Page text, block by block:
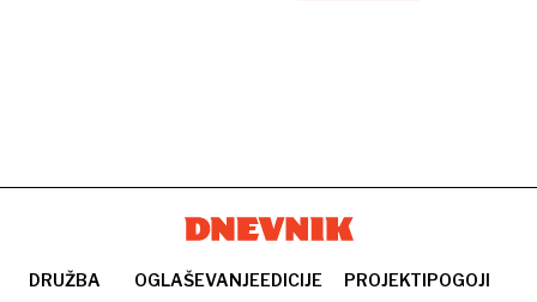
DRUŽBA
OGLAŠEVANJEEDICIJE
PROJEKTIPOGOJI